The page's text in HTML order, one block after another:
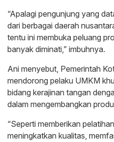
“Apalagi pengunjung yang
dari berbagai daerah
tentu ini membuka peluang
banyak diminati,” imbuhnya.
Ani menyebut, Pemerintah
mendorong pelaku UMKM
bidang kerajinan tangan
dalam mengembangkan
“Seperti memberikan
meningkatkan kualitas,